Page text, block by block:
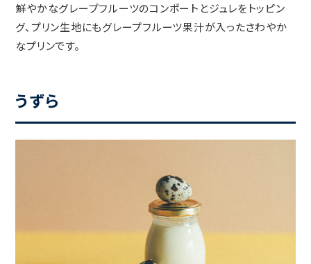
鮮やかなグレープフルーツのコンポートとジュレをトッピン
グ、プリン生地にもグレープフルーツ果汁が入ったさわやか
なプリンです。
うずら